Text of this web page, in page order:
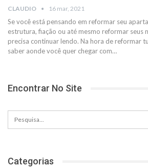
CLAUDIO 16 mar, 2021
Se você está pensando em reformar seu
estrutura, fiação ou até mesmo reformar seus
precisa continuar lendo. Na hora de reformar
saber aonde você quer chegar com…
Encontrar No Site
Categorias